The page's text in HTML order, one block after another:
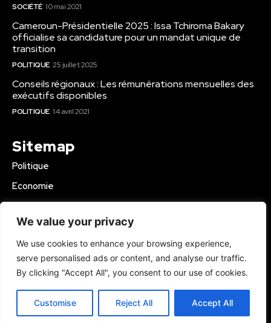
We value your privacy
We use cookies to enhance your browsing experience,
serve personalised ads or content, and analyse our traffic.
By clicking "Accept All", you consent to our use of cookies.
Customise Reject All Accept All
SOCIÉTÉ 10 mai 2021
Cameroun-Présidentielle 2025 : Issa Tchiroma Bakary
officialise sa candidature pour un mandat unique de
transition
POLITIQUE 25 juillet 2025
Conseils régionaux : Les rémunérations mensuelles des
exécutifs disponibles
POLITIQUE 14 avril 2021
Sitemap
Politique
Economie
Business
Education
Société
Sport